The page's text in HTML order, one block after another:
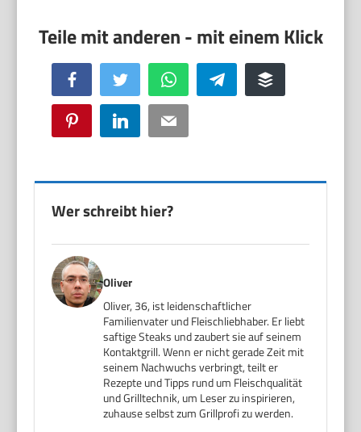
Facebook Twitter WhatsApp Telegram Buffer
Pinterest LinkedIn Email
Wer schreibt hier?
Oliver
Oliver, 36, ist leidenschaftlicher
Familienvater und Fleischliebhaber. Er liebt
saftige Steaks und zaubert sie auf seinem
Kontaktgrill. Wenn er nicht gerade Zeit mit
seinem Nachwuchs verbringt, teilt er
Rezepte und Tipps rund um Fleischqualität
und Grilltechnik, um Leser zu inspirieren,
zuhause selbst zum Grillprofi zu werden.